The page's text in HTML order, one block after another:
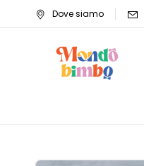
Dove siamo